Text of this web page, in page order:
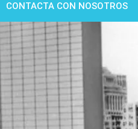
CONTACTA CON NOSOTROS